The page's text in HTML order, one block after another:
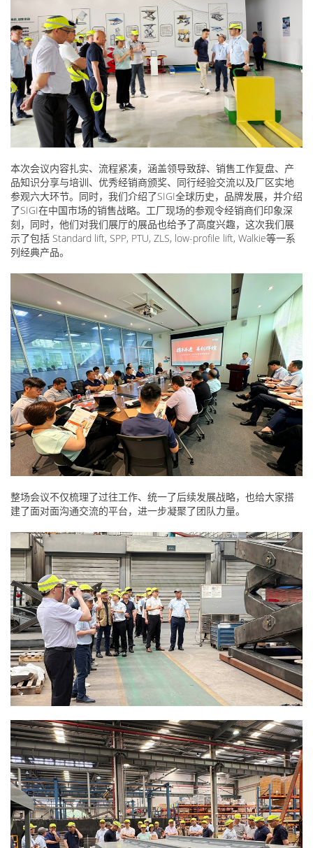
本次会议内容扎实、流程紧凑，涵盖领导致辞、销售工作复盘、产
品知识分享与培训、优秀经销商颁奖、同行经验交流以及厂区实地
参观六大环节。同时，我们介绍了SIGI全球历史，品牌发展，并介绍
了SIGI在中国市场的销售战略。工厂现场的参观令经销商们印象深
刻，同时，他们对我们展厅的展品也给予了高度兴趣，这次我们展
示了包括 Standard lift, SPP, PTU, ZLS, low-profile lift, Walkie等一系
列经典产品。
整场会议不仅梳理了过往工作、统一了后续发展战略，也给大家搭
建了面对面沟通交流的平台，进一步凝聚了团队力量。